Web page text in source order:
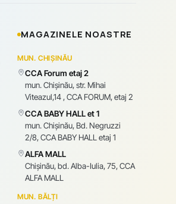
MAGAZINELE NOASTRE
MUN. CHIȘINĂU
CCA Forum etaj 2
mun. Chişinău, str. Mihai
Viteazul,14 , CCA FORUM, etaj 2
CCA BABY HALL et 1
mun. Chişinău, Bd. Negruzzi
2/8, CCA BABY HALL etaj 1
ALFA MALL
Chișinău, bd. Alba-Iulia, 75, CCA
ALFA MALL
MUN. BĂLȚI